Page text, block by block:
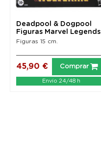
Deadpool & Dogpool
Figuras Marvel Legends
(Deadpool & Wolverine)
Figuras 15 cm.
45,90 € Comprar
Envío 24/48 h